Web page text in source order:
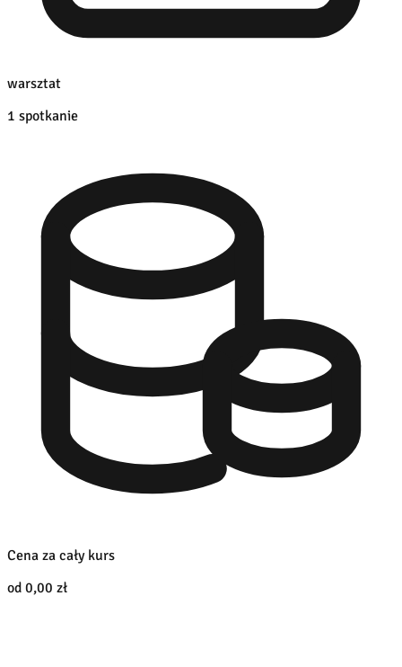
warsztat
1 spotkanie
Cena za cały kurs
od 0,00 zł